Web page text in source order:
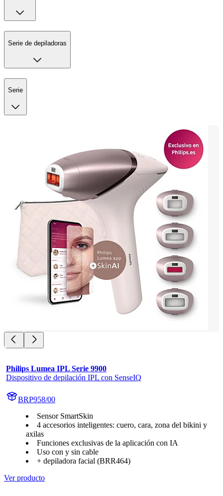
Serie de depiladoras
Serie
Philips Lumea IPL Serie 9900
Dispositivo de depilación IPL con SenseIQ
BRP958/00
Sensor SmartSkin
4 accesorios inteligentes: cuero, cara, zona del bikini y
axilas
Funciones exclusivas de la aplicación con IA
Uso con y sin cable
+ depiladora facial (BRR464)
Ver producto